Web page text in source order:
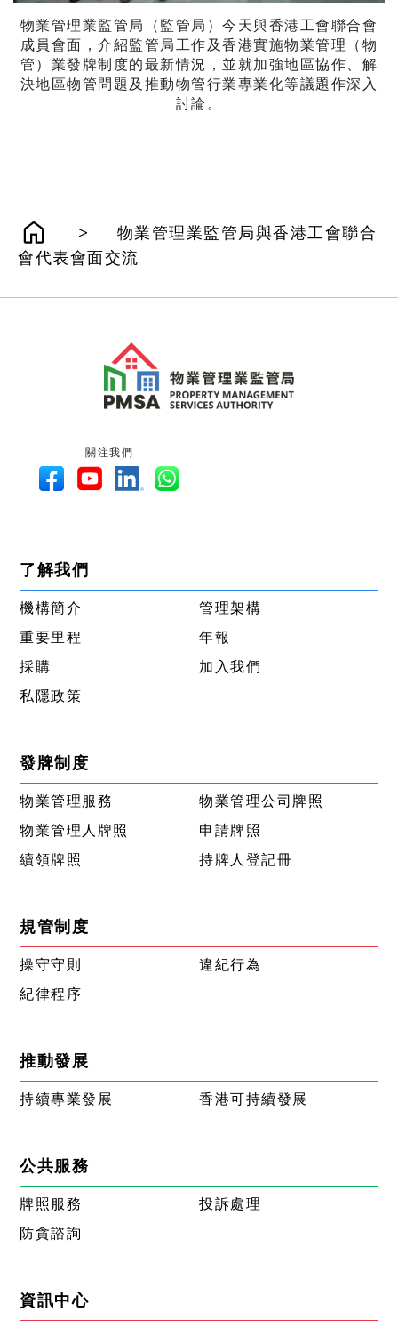
物業管理業監管局（監管局）今天與香港工會聯合會
成員會面，介紹監管局工作及香港實施物業管理（物
管）業發牌制度的最新情況，並就加強地區協作、解
決地區物管問題及推動物管行業專業化等議題作深入
討論。
>
物業管理業監管局與香港工會聯合
會代表會面交流
關注我們
了解我們
機構簡介
管理架構
重要里程
年報
採購
加入我們
私隱政策
發牌制度
物業管理服務
物業管理公司牌照
物業管理人牌照
申請牌照
續領牌照
持牌人登記冊
規管制度
操守守則
違紀行為
紀律程序
推動發展
持續專業發展 香港可持續發展
公共服務
牌照服務
投訴處理
防貪諮詢
資訊中心